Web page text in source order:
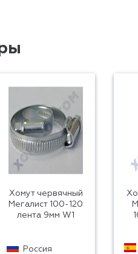
Хомут червячный
Мегалист 100-120
лента 9мм W1
Россия